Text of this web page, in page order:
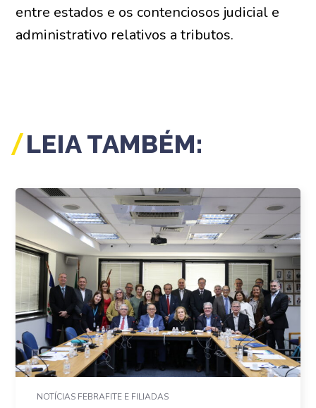
entre estados e os contenciosos judicial e
administrativo relativos a tributos.
LEIA TAMBÉM:
NOTÍCIAS FEBRAFITE E FILIADAS